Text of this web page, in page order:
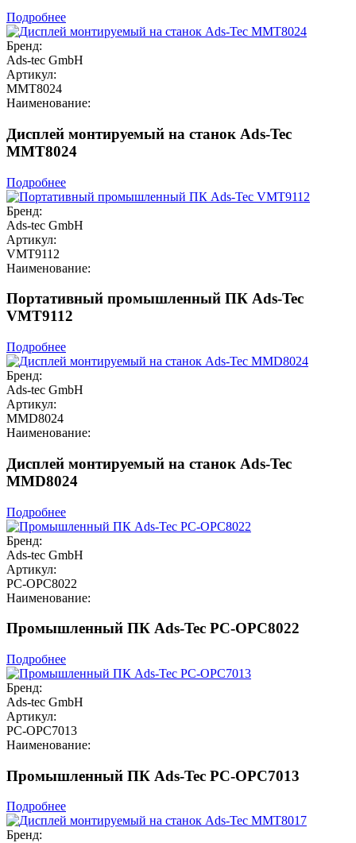
Подробнее
Бренд:
Ads-tec GmbH
Артикул:
MMT8024
Наименование:
Дисплей монтируемый на станок Ads-Tec
MMT8024
Подробнее
Бренд:
Ads-tec GmbH
Артикул:
VMT9112
Наименование:
Портативный промышленный ПК Ads-Tec
VMT9112
Подробнее
Бренд:
Ads-tec GmbH
Артикул:
MMD8024
Наименование:
Дисплей монтируемый на станок Ads-Tec
MMD8024
Подробнее
Бренд:
Ads-tec GmbH
Артикул:
PC-OPC8022
Наименование:
Промышленный ПК Ads-Tec PC-OPC8022
Подробнее
Бренд:
Ads-tec GmbH
Артикул:
PC-OPC7013
Наименование:
Промышленный ПК Ads-Tec PC-OPC7013
Подробнее
Бренд: